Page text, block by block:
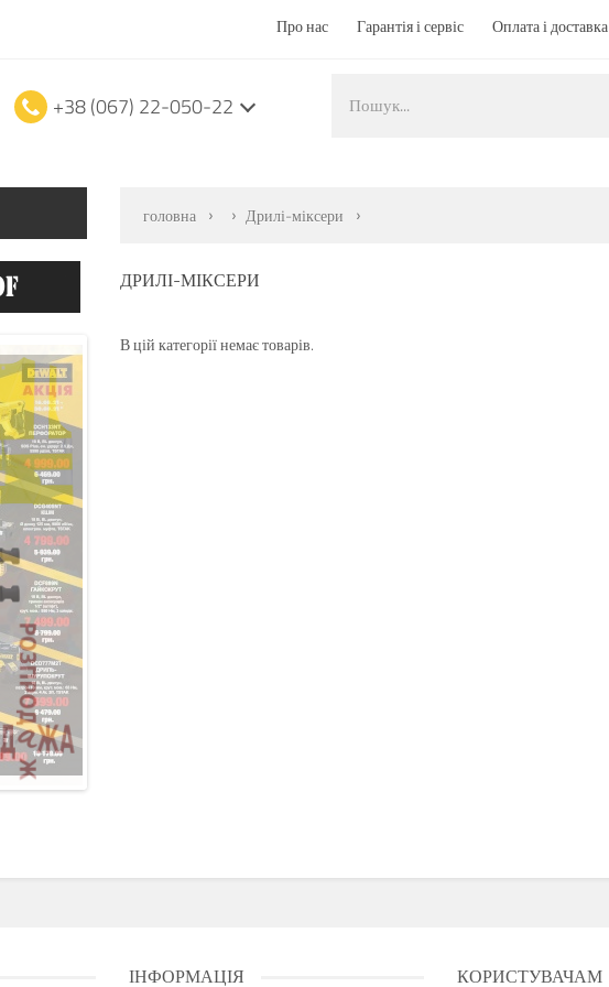
Про нас Гарантія і сервіс Оплата і доставка
+38 (067) 22-050-22
головна Дрилі-міксери
ДРИЛІ-МІКСЕРИ
В цій категорії немає товарів.
ІНФОРМАЦІЯ КОРИСТУВАЧАМ